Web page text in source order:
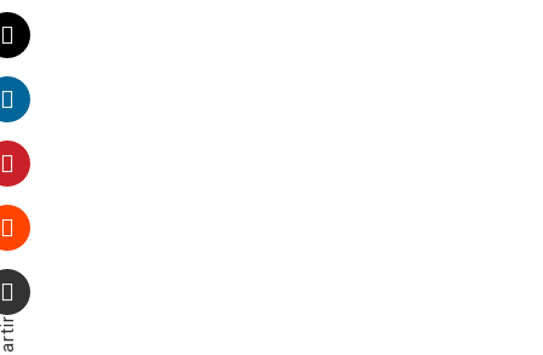
Facebook
Twitter
LinkedIn
Pinterest
Stumbleupon
Email